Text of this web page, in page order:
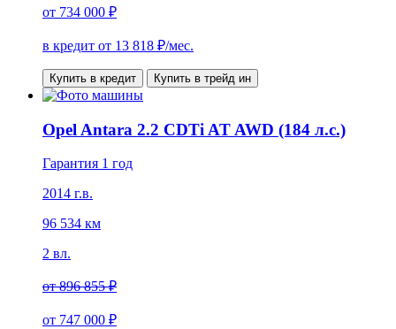
от 734 000 ₽
в кредит от 13 818 ₽/мес.
Купить в кредит Купить в трейд ин
Opel Antara 2.2 CDTi AT AWD (184 л.с.)
Гарантия 1 год
2014 г.в.
96 534 км
2 вл.
от896 855 ₽
от 747 000 ₽